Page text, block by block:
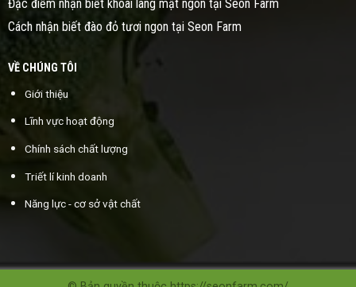
Đặc điểm nhận biết khoai lang mật ngon tại Seon Farm
Cách nhận biết đào đỏ tươi ngon tại Seon Farm
VỀ CHÚNG TÔI
Giới thiệu
Lĩnh vực hoạt động
Chính sách chất lượng
Triết lí kinh doanh
Năng lực - cơ sở vật chất